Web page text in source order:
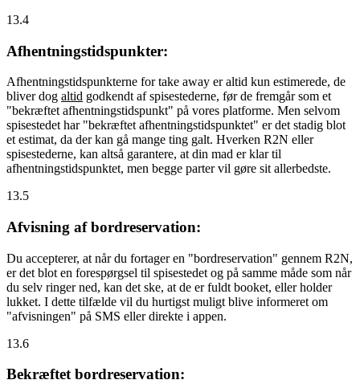
13.4
Afhentningstidspunkter:
Afhentningstidspunkterne for take away er altid kun estimerede, de
bliver dog altid godkendt af spisestederne, før de fremgår som et
"bekræftet afhentningstidspunkt" på vores platforme. Men selvom
spisestedet har "bekræftet afhentningstidspunktet" er det stadig blot
et estimat, da der kan gå mange ting galt. Hverken R2N eller
spisestederne, kan altså garantere, at din mad er klar til
afhentningstidspunktet, men begge parter vil gøre sit allerbedste.
13.5
Afvisning af bordreservation:
Du accepterer, at når du fortager en "bordreservation" gennem R2N,
er det blot en forespørgsel til spisestedet og på samme måde som når
du selv ringer ned, kan det ske, at de er fuldt booket, eller holder
lukket. I dette tilfælde vil du hurtigst muligt blive informeret om
"afvisningen" på SMS eller direkte i appen.
13.6
Bekræftet bordreservation: